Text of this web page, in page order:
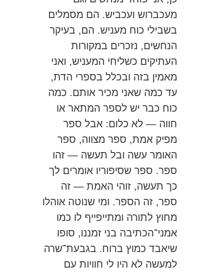
מעכברוש ועכביש. הם מסמלים
בשבילי כוח מעניש. הם, בעיקר
הנחשים, נזכרים במקורות
העתיקים כשליחי המעניש, ואני
מאמין בזה ובכלל בספרי הדת,
עד כמה שאני מכיר אותם. כמה
כוח כבר יש לספר המתאר או
חווה — לא כלום: אבל ספר
מפיק אמת, ספר מצווה, ספר
האומר עשה ובל תעשה — זהו
ספר. ספר שסיפוריו אומרים לך
כך תעשה, זוהי האמת — זה
ספר, זה הספר. ומי שנוטה אוהלו
מחוץ לתורה ומתייפייף לו כמו
אמני־הכתיבה בני זמננו, סופו
שיאבד כמוץ ברוח. בגבעת־שרה
למעשה לא היו לי חוויות עם